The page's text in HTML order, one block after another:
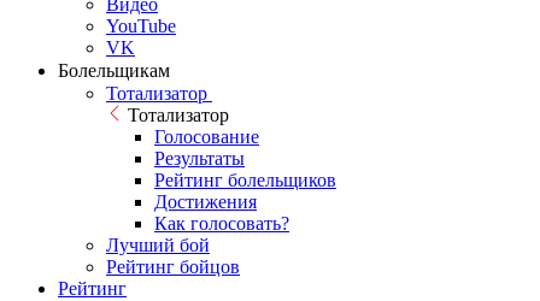
Видео
YouTube
VK
Болельщикам
Тотализатор
Тотализатор
Голосование
Результаты
Рейтинг болельщиков
Достижения
Как голосовать?
Лучший бой
Рейтинг бойцов
Рейтинг